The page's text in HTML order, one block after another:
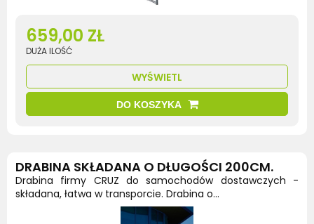
659,00 ZŁ
DUŻA ILOŚĆ
WYŚWIETL
DO KOSZYKA
DRABINA SKŁADANA O DŁUGOŚCI 200CM.
Drabina firmy CRUZ do samochodów dostawczych -
składana, łatwa w transporcie. Drabina o...